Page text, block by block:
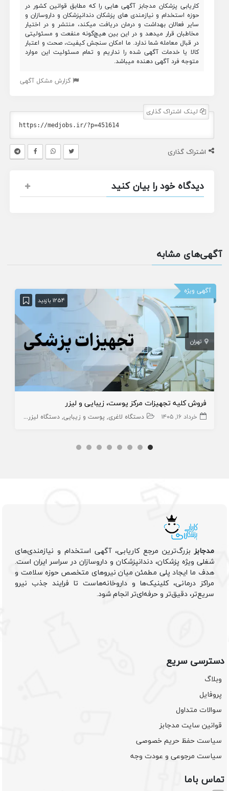
کاریابی پزشکان مدجابز آگهی هایی را که مطابق قوانین کشور در
حوزه استخدام و نیازمندی های پزشکان دندانپزشکان و داروسازان و
سایر فعالان بهداشت و درمان دریافت میکند، منتشر و در اختیار
مخاطبان قرار میدهد و در این بین هیچ‌گونه منفعت و مسئولیتی
در قبال معامله شما ندارد. ما امکان سنجش کیفیت، صحت و اعتبار
کالا یا خدمات آگهی شده را نداریم و تمام مسئولیت این موارد
متوجه فرد آگهی دهنده میباشد.
گزارش مشکل آگهی
لینک اشتراک گذاری
اشتراک گذاری
دیدگاه خود را بیان کنید
آگهی‌های مشابه
آگهی ویژه
1254 بازدید
تهران
فروش کلیه تجهیزات مرکز پوست، زیبایی و لیزر
خرداد ۱۶, ۱۴۰۵ دستگاه لاغری پوست و زیبایی دستگاه لیزر سایر
مدجابزبزرگ‌ترین مرجع کاریابی، آگهی استخدام و نیازمندی‌های
شغلی ویژه پزشکان، دندانپزشکان و داروسازان در سراسر ایران است.
هدف ما ایجاد پلی مطمئن میان نیروهای متخصص حوزه سلامت و
مراکز درمانی، کلینیک‌ها و داروخانه‌هاست تا فرایند جذب نیرو
سریع‌تر، دقیق‌تر و حرفه‌ای‌تر انجام شود.
دسترسی سریع
وبلاگ
پروفایل
سوالات متداول
قوانین سایت مدجابز
سیاست حفظ حریم خصوصی
سیاست مرجوعی و عودت وجه
تماس باما